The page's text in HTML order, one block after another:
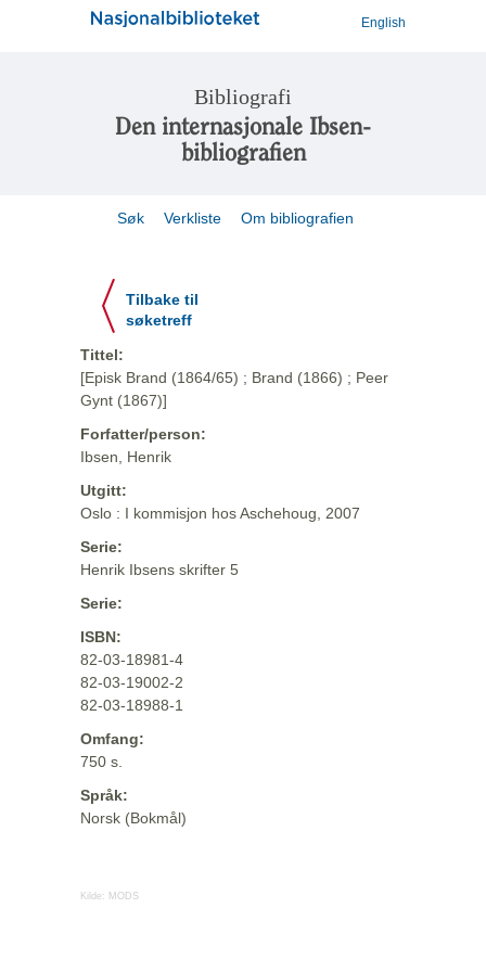
English
Bibliografi
Den internasjonale Ibsen-
bibliografien
Søk Verkliste Om bibliografien
Tilbake til
søketreff
Tittel:
[Episk Brand (1864/65) ; Brand (1866) ; Peer
Gynt (1867)]
Forfatter/person:
Ibsen, Henrik
Utgitt:
Oslo : I kommisjon hos Aschehoug, 2007
Serie:
Henrik Ibsens skrifter 5
Serie:
ISBN:
82-03-18981-4
82-03-19002-2
82-03-18988-1
Omfang:
750 s.
Språk:
Norsk (Bokmål)
Kilde: MODS